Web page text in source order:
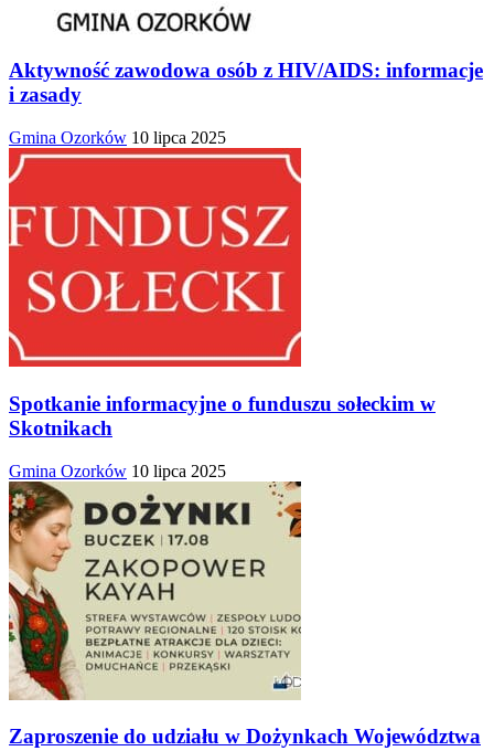
Aktywność zawodowa osób z HIV/AIDS: informacje
i zasady
Gmina Ozorków 10 lipca 2025
Spotkanie informacyjne o funduszu sołeckim w
Skotnikach
Gmina Ozorków 10 lipca 2025
Zaproszenie do udziału w Dożynkach Województwa